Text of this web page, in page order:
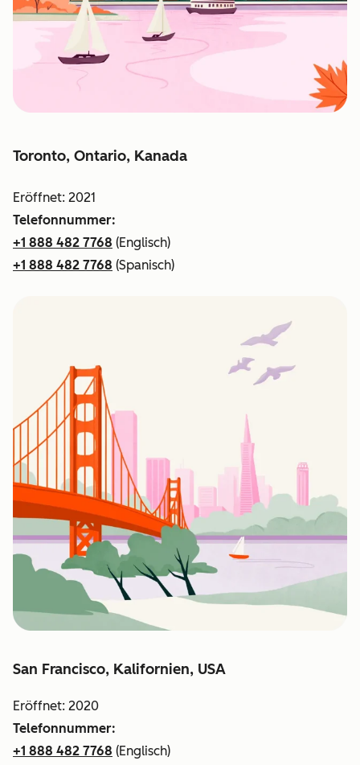
Toronto, Ontario, Kanada
Eröffnet: 2021
Telefonnummer:
+1 888 482 7768 (Englisch)
+1 888 482 7768 (Spanisch)
San Francisco, Kalifornien, USA
Eröffnet: 2020
Telefonnummer:
+1 888 482 7768 (Englisch)